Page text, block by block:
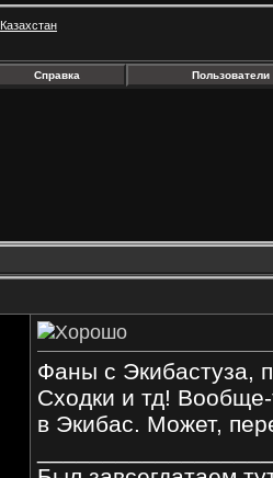
Казахстан
Справка Пользователи
Фаны с Экибастуза,
Сходки и тд!
в Экибас. Может,